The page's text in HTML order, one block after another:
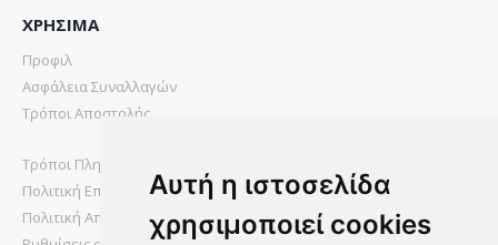
Αυτή η ιστοσελίδα
χρησιμοποιεί cookies
ΧΡΗΣΙΜΑ
Προφιλ
Ασφάλεια Συναλλαγών
Τρόποι Αποστολής
Τρόποι Πληρωμής
Πολιτική Επιστροφών
Πολιτική Απορρήτου